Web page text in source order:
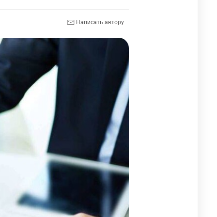
Написать автору